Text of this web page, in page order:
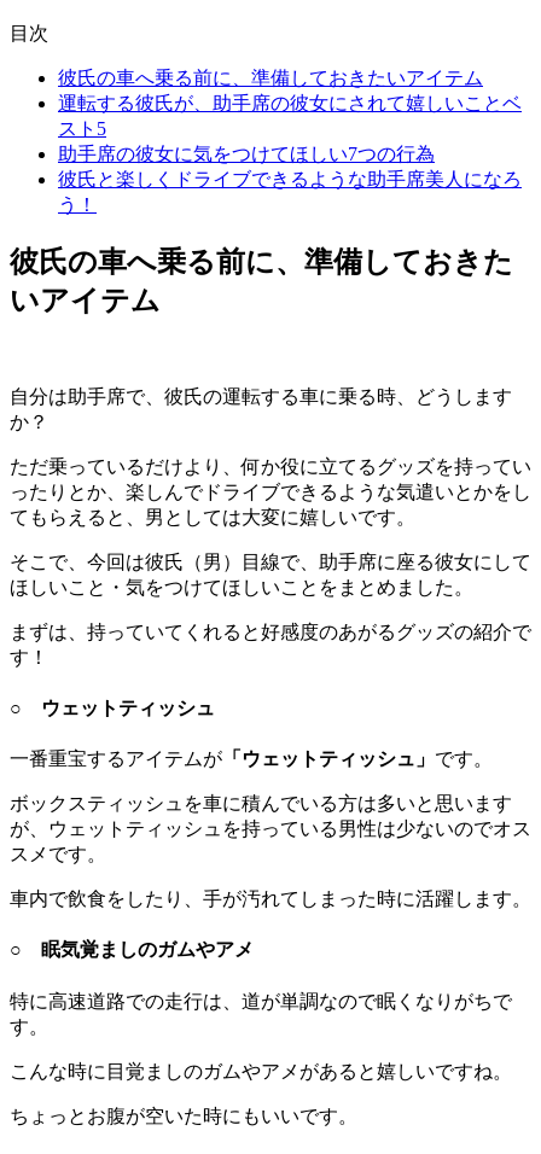
目次
彼氏の車へ乗る前に、準備しておきたいアイテム
運転する彼氏が、助手席の彼女にされて嬉しいことベ
スト5
助手席の彼女に気をつけてほしい7つの行為
彼氏と楽しくドライブできるような助手席美人になろ
う！
彼氏の車へ乗る前に、準備しておきた
いアイテム
自分は助手席で、彼氏の運転する車に乗る時、どうします
か？
ただ乗っているだけより、何か役に立てるグッズを持ってい
ったりとか、楽しんでドライブできるような気遣いとかをし
てもらえると、男としては大変に嬉しいです。
そこで、今回は彼氏（男）目線で、助手席に座る彼女にして
ほしいこと・気をつけてほしいことをまとめました。
まずは、持っていてくれると好感度のあがるグッズの紹介で
す！
○ ウェットティッシュ
一番重宝するアイテムが 「ウェットティッシュ」 です。
ボックスティッシュを車に積んでいる方は多いと思います
が、ウェットティッシュを持っている男性は少ないのでオス
スメです。
車内で飲食をしたり、手が汚れてしまった時に活躍します。
○ 眠気覚ましのガムやアメ
特に高速道路での走行は、道が単調なので眠くなりがちで
す。
こんな時に目覚ましのガムやアメがあると嬉しいですね。
ちょっとお腹が空いた時にもいいです。